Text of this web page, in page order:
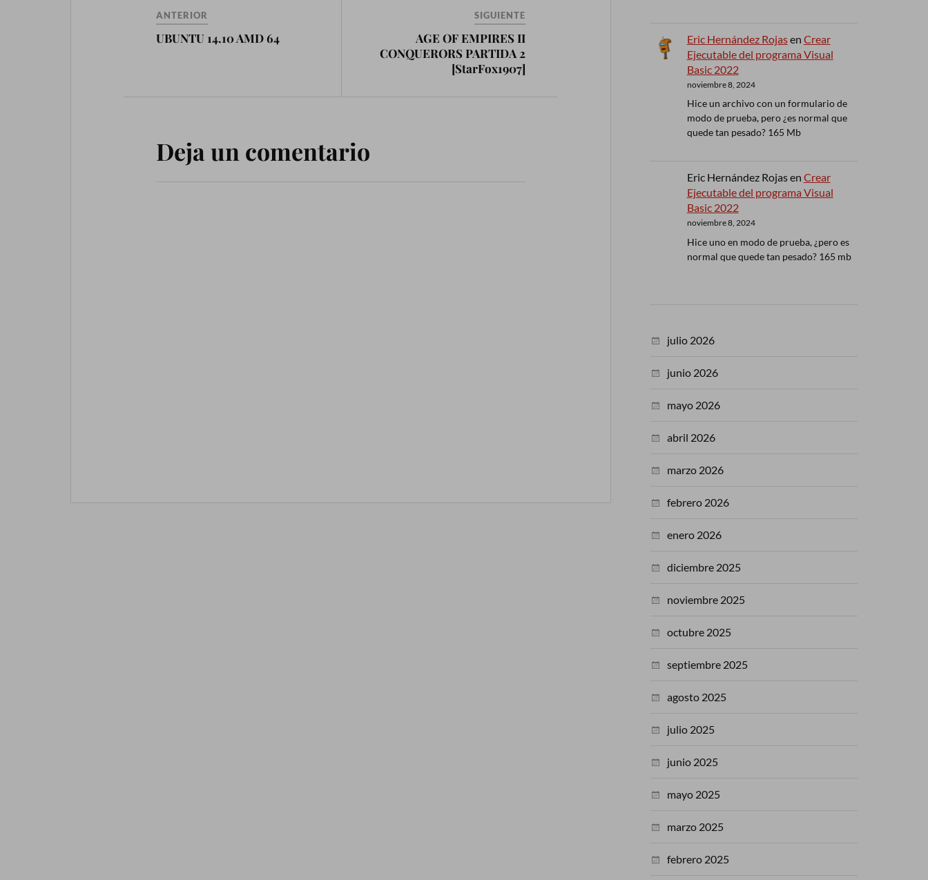
ANTERIOR
UBUNTU 14.10 AMD 64
SIGUIENTE
AGE OF EMPIRES II
CONQUERORS PARTIDA 2
[StarFox1907]
Deja un comentario
Eric Hernández Rojasen Crear
Ejecutable del programa Visual
Basic 2022
noviembre 8, 2024
Hice un archivo con un formulario de
modo de prueba, pero ¿es normal que
quede tan pesado? 165 Mb
Eric Hernández Rojasen Crear
Ejecutable del programa Visual
Basic 2022
noviembre 8, 2024
Hice uno en modo de prueba, ¿pero es
normal que quede tan pesado? 165 mb
julio 2026
junio 2026
mayo 2026
abril 2026
marzo 2026
febrero 2026
enero 2026
diciembre 2025
noviembre 2025
octubre 2025
septiembre 2025
agosto 2025
julio 2025
junio 2025
mayo 2025
marzo 2025
febrero 2025